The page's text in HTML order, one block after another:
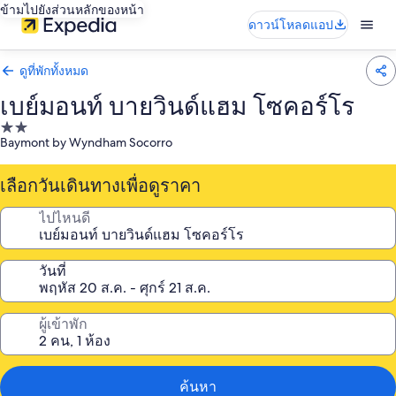
ข้ามไปยังส่วนหลักของหน้า
ดาวน์โหลดแอป
ดูที่พักทั้งหมด
เบย์มอนท์ บายวินด์แฮม โซคอร์โร
ที่พัก
2.0
Baymont by Wyndham Socorro
เลือกวันเดินทางเพื่อดูราคา
ไปไหนดี
วันที่
ผู้เข้าพัก
ค้นหา